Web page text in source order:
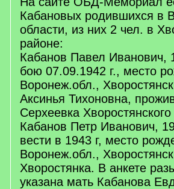
Кабановых родившихся в
области, из них 2 чел. в
районе:
Кабанов Павел Иванович,
бою 07.09.1942 г., место
Воронеж.обл.,
Аксинья Тихоновна,
Серхеевка
Кабанов Петр Иванович,
вести в 1943 г, место
Воронеж.обл.,
Хворостянка. В анкете
указана мать Кабанова